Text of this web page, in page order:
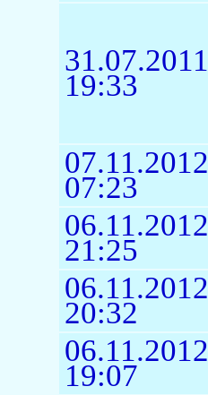
31.07.2011
19:33
07.11.2012
07:23
06.11.2012
21:25
06.11.2012
20:32
06.11.2012
19:07